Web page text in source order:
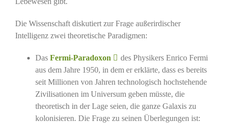
Die Wissenschaft diskutiert zur Frage außerirdischer
Intelligenz zwei theoretische Paradigmen:
Das Fermi-Paradoxon
des Physikers Enrico Fermi
aus dem Jahre 1950, in dem er erklärte, dass es bereits
seit Millionen von Jahren technologisch hochstehende
Zivilisationen im Universum geben müsste, die
theoretisch in der Lage seien, die ganze Galaxis zu
kolonisieren. Die Frage zu seinen Überlegungen ist: